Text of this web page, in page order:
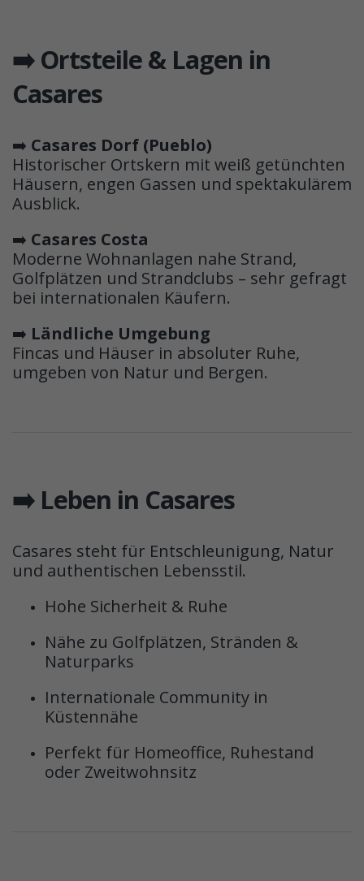
➡️ Ortsteile & Lagen in
Casares
➡️ Casares Dorf (Pueblo)
Historischer Ortskern mit weiß getünchten
Häusern, engen Gassen und spektakulärem
Ausblick.
➡️ Casares Costa
Moderne Wohnanlagen nahe Strand,
Golfplätzen und Strandclubs – sehr gefragt
bei internationalen Käufern.
➡️ Ländliche Umgebung
Fincas und Häuser in absoluter Ruhe,
umgeben von Natur und Bergen.
➡️ Leben in Casares
Casares steht für Entschleunigung, Natur
und authentischen Lebensstil.
Hohe Sicherheit & Ruhe
Nähe zu Golfplätzen, Stränden &
Naturparks
Internationale Community in
Küstennähe
Perfekt für Homeoffice, Ruhestand
oder Zweitwohnsitz